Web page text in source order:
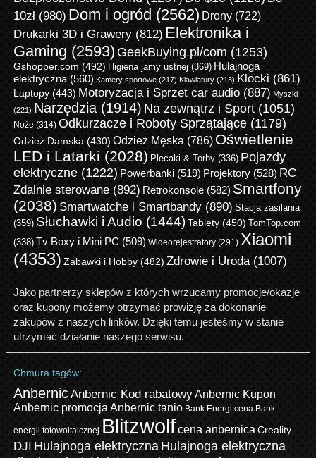
10zł(980) Dom i ogród (2562) Drony(722)
Drukarki 3D i Grawery(812) Elektronika i
Gaming (2593) GeekBuying.pl/com (1253)
Gshopper.com (492) Higiena jamy ustnej (369) Hulajnoga
elektryczna(560) Kamery sportowe(217) Klawiatury(213) Klocki (861)
Laptopy(443) Motoryzacja i Sprzęt car audio(887) Myszki
(221) Narzędzia(1914) Na zewnątrz i Sport(1051)
Noże (314) Odkurzacze i Roboty Sprzątające(1179)
Odzież Damska (430) Odzież Męska (786) Oświetlenie
LED i Latarki (2028) Plecaki & Torby(336) Pojazdy
elektryczne(1222) Powerbanki(519) Projektory(528) RC
Zdalnie sterowane(892) Retrokonsole(582) Smartfony
(2038) Smartwatche i Smartbandy(890) Stacja zasilania
(359) Słuchawki i Audio (1444)Tablety(450) TomTop.com
(338) Tv Boxy i Mini PC (509) Wideorejestratory(291) Xiaomi
(4353) Zabawki i Hobby(482) Zdrowie i Uroda(1007)
Jako partnerzy sklepów z których wrzucamy promocje/okazje
oraz kupony możemy otrzymać prowizję za dokonanie
zakupów z naszych linków. Dzięki temu jesteśmy w stanie
utrzymać działanie naszego serwisu.
Chmura tagów:
AnbernicAnbernic Kod rabatowyAnbernic Kupon
Anbernic promocja Anbernic tanio Bank Energi cena Bank
energii fotowoltaicznej Blitzwolfcena anbernica Creality
DJI Hulajnoga elektrycznaHulajnoga elektryczna